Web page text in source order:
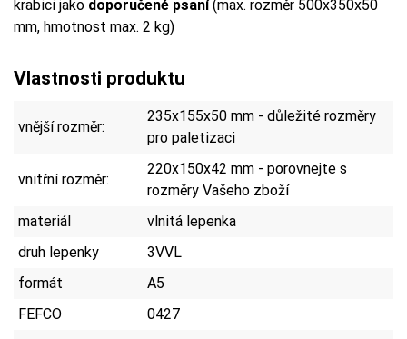
krabici jako doporučené psaní(max. rozměr 500x350x50
mm, hmotnost max. 2 kg)
Vlastnosti produktu
vnější rozměr:
235x155x50 mm - důležité rozměry
pro paletizaci
vnitřní rozměr:
220x150x42 mm - porovnejte s
rozměry Vašeho zboží
materiál
vlnitá lepenka
druh lepenky
3VVL
formát
A5
FEFCO
0427